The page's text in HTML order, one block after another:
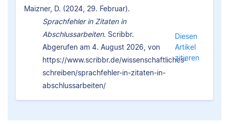
Maizner, D. (2024, 29. Februar).
Sprachfehler in Zitaten in
Abschlussarbeiten. Scribbr.
Abgerufen am 4. August 2026, von
https://www.scribbr.de/wissenschaftliches-
schreiben/sprachfehler-in-zitaten-in-
abschlussarbeiten/
Diesen
Artikel
zitieren